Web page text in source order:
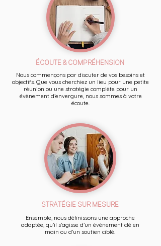
ÉCOUTE & COMPRÉHENSION
Nous commençons par discuter de vos besoins et
objectifs. Que vous cherchiez un lieu pour une petite
réunion ou une stratégie complète pour un
évènement d’envergure, nous sommes à votre
écoute.
STRATÉGIE SUR MESURE
Ensemble, nous définissons une approche
adaptée, qu’il s’agisse d’un événement clé en
main ou d’un soutien ciblé.